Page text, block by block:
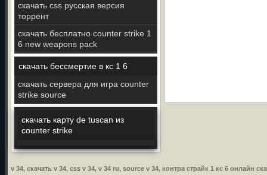
скачать css русская версия
торрент
скачать бесплатно counter strike 1
6 new weapons pack
скачать бессмертие в кс 1 6
скачать сервера для игра counter
strike source
скачать карту de tuscan из
counter strike
v 34, скачать v 34, css v 34, v 34 ru, source v 34, контра страйк 1 кс 6 онлайн